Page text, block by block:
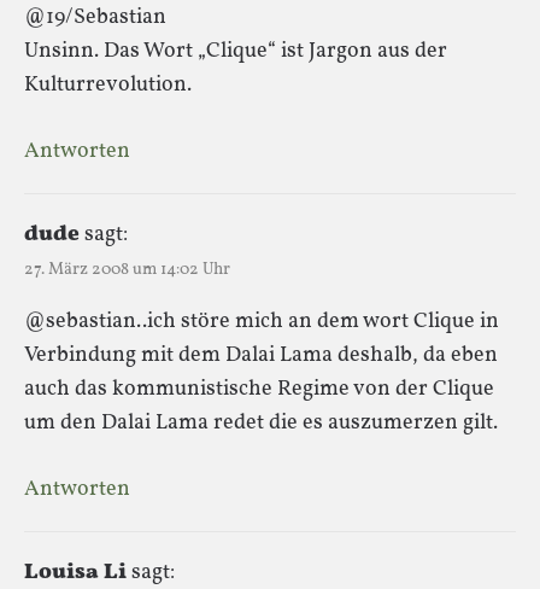
@19/Sebastian
Unsinn. Das Wort „Clique“ ist Jargon aus der
Kulturrevolution.
Antworten
dudesagt:
27. März 2008 um 14:02 Uhr
@sebastian..ich störe mich an dem wort Clique in
Verbindung mit dem Dalai Lama deshalb, da eben
auch das kommunistische Regime von der Clique
um den Dalai Lama redet die es auszumerzen gilt.
Antworten
Louisa Lisagt: